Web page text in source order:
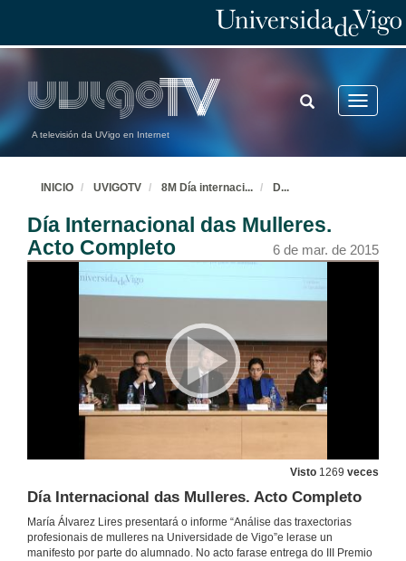
A televisión da UVigo en Internet
Toggle
TOGGLE
SEARCH
INICIO UVIGOTV 8M Día internaci... D...
Día Internacional das Mulleres.
Acto Completo
6 de mar. de 2015
Visto 1269 veces
Día Internacional das Mulleres. Acto Completo
María Álvarez Lires presentará o informe “Análise das traxectorias
profesionais de mulleres na Universidade de Vigo”e lerase un
manifesto por parte do alumnado. No acto farase entrega do III Premio